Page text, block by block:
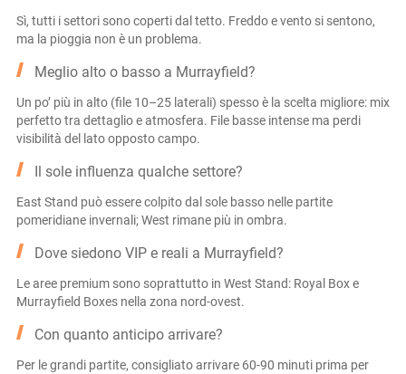
Sì, tutti i settori sono coperti dal tetto. Freddo e vento si sentono,
ma la pioggia non è un problema.
Meglio alto o basso a Murrayfield?
Un po’ più in alto (file 10–25 laterali) spesso è la scelta migliore: mix
perfetto tra dettaglio e atmosfera. File basse intense ma perdi
visibilità del lato opposto campo.
Il sole influenza qualche settore?
East Stand può essere colpito dal sole basso nelle partite
pomeridiane invernali; West rimane più in ombra.
Dove siedono VIP e reali a Murrayfield?
Le aree premium sono soprattutto in West Stand: Royal Box e
Murrayfield Boxes nella zona nord-ovest.
Con quanto anticipo arrivare?
Per le grandi partite, consigliato arrivare 60-90 minuti prima per